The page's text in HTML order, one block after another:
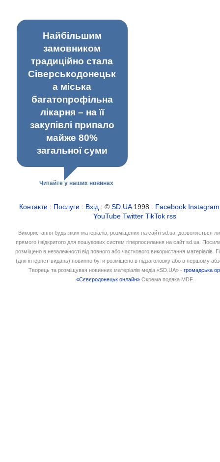
Найбільшим
замовником
традиційно стала
Сіверськодонецьк
а міська
багатопрофільна
лікарня – на її
закупівлі припало
майже 80%
загальної суми
Читайте у наших новинах
Контакти : Послуги : Вхід : ©SD.UA1998 : Facebook Instagram
YouTube Twitter TikTok rss
Використання будь-яких матеріалів, розміщених на сайті sd.ua, дозволяється
прямого і відкритого для пошукових систем гіперпосилання на сайт sd.ua.
розміщено в незалежності від повного або часткового використання матеріалів.
(для інтернет-видань) повинно бути розміщено в підзаголовку або в першому
Творець та розміщувач новинних матеріалів медіа «SD.UA» -громадська
«Сєвєродонецьк онлайн» Окрема подяка MDF.